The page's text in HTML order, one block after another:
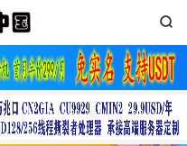
